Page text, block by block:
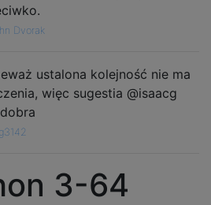
Dvorak
ustalona kolejność nie ma
więc sugestia @isaacg
3-64